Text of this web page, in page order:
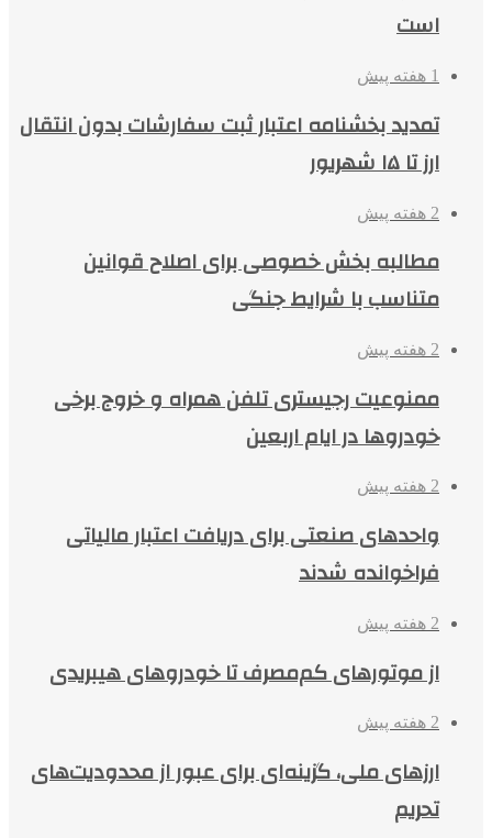
است
1 هفته پیش
تمدید بخشنامه اعتبار ثبت سفارشات بدون انتقال
ارز تا ۱۵ شهریور
2 هفته پیش
مطالبه بخش خصوصی برای اصلاح قوانین
متناسب با شرایط جنگی
2 هفته پیش
ممنوعیت رجیستری تلفن همراه و خروج برخی
خودروها در ایام اربعین
2 هفته پیش
واحدهای صنعتی برای دریافت اعتبار مالیاتی
فراخوانده شدند
2 هفته پیش
از موتورهای کم‌مصرف تا خودروهای هیبریدی
2 هفته پیش
ارزهای ملی، گزینه‌ای برای عبور از محدودیت‌های
تحریم